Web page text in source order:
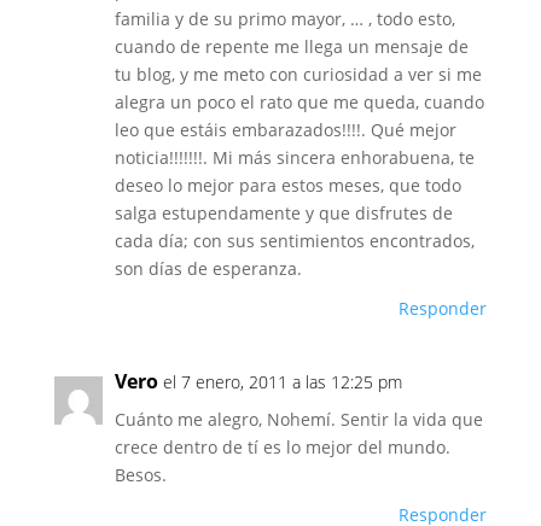
familia y de su primo mayor, … , todo esto,
cuando de repente me llega un mensaje de
tu blog, y me meto con curiosidad a ver si me
alegra un poco el rato que me queda, cuando
leo que estáis embarazados!!!!. Qué mejor
noticia!!!!!!!. Mi más sincera enhorabuena, te
deseo lo mejor para estos meses, que todo
salga estupendamente y que disfrutes de
cada día; con sus sentimientos encontrados,
son días de esperanza.
Responder
Vero el 7 enero, 2011 a las 12:25 pm
Cuánto me alegro, Nohemí. Sentir la vida que
crece dentro de tí es lo mejor del mundo.
Besos.
Responder